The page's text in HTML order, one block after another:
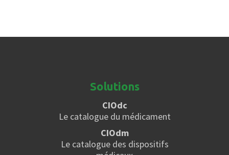
Solutions
CIOdc
Le catalogue du médicament
CIOdm
Le catalogue des dispositifs